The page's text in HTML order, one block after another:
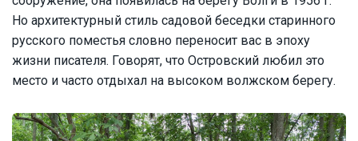
Но архитектурный стиль садовой беседки старинного
русского поместья словно переносит вас в эпоху
жизни писателя. Говорят, что Островский любил это
место и часто отдыхал на высоком волжском берегу.